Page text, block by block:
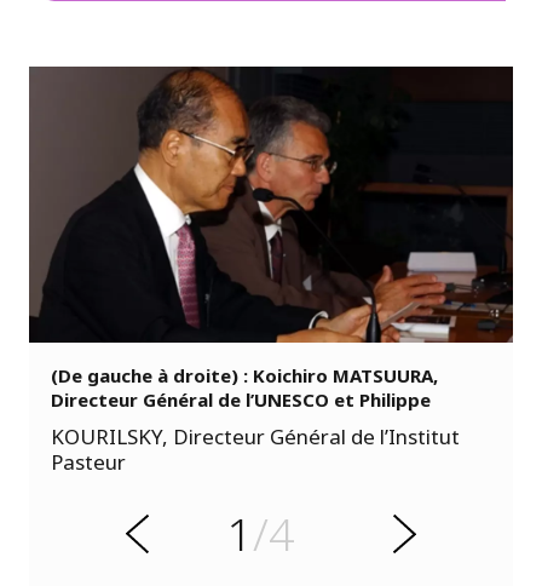
P
r
d
n
t
(De gauche à droite) : Koichiro MATSUURA,
Directeur Général de l’UNESCO et Philippe
KOURILSKY, Directeur Général de l’Institut
Pasteur
1/4
S
u